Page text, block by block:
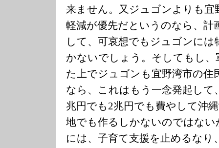
来ません。又ジュゴンよりも宜
軽減が優先だというのなら、計
して、可哀想でもジュゴンに
かないでしょう。そしてもし
た上でジュゴンも宜野湾市の
なら、これはもう一念発起して
兆円でも2兆円でも費やして沖
地でも作るしかないのではな
には、子育て支援を止めるなり